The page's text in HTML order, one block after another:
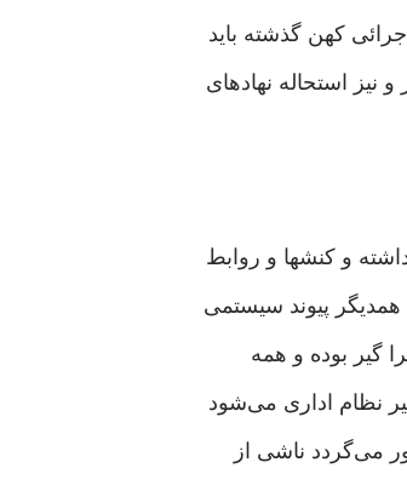
كهن گذشته بايد
نيز استحاله نهادها‌ی
و كنشها و روابط
همديگر پيوند سيستمی‌
گير بوده و همه
نظام ادار‌ی‌ می‌شود
می‌گردد ناشی‌ از